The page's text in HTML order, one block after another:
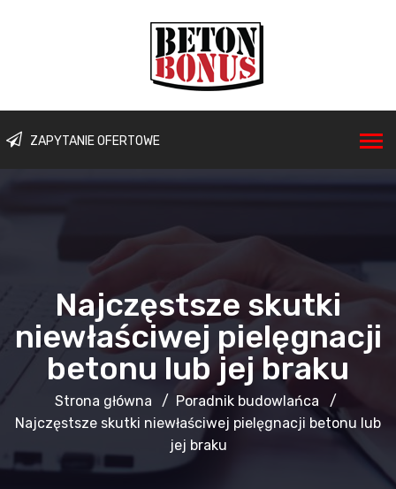
ZAPYTANIE OFERTOWE
Najczęstsze skutki
niewłaściwej pielęgnacji
betonu lub jej braku
Strona główna
Poradnik budowlańca
Najczęstsze skutki niewłaściwej pielęgnacji betonu lub
jej braku